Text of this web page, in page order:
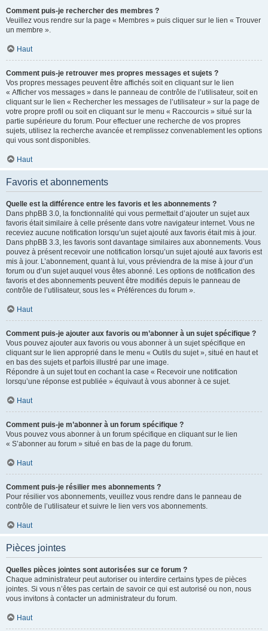
Comment puis-je rechercher des membres ?
Veuillez vous rendre sur la page « Membres » puis cliquer sur le lien « Trouver
un membre ».
Haut
Comment puis-je retrouver mes propres messages et sujets ?
Vos propres messages peuvent être affichés soit en cliquant sur le lien
« Afficher vos messages » dans le panneau de contrôle de l’utilisateur, soit en
cliquant sur le lien « Rechercher les messages de l’utilisateur » sur la page de
votre propre profil ou soit en cliquant sur le menu « Raccourcis » situé sur la
partie supérieure du forum. Pour effectuer une recherche de vos propres
sujets, utilisez la recherche avancée et remplissez convenablement les options
qui vous sont disponibles.
Haut
Favoris et abonnements
Quelle est la différence entre les favoris et les abonnements ?
Dans phpBB 3.0, la fonctionnalité qui vous permettait d’ajouter un sujet aux
favoris était similaire à celle présente dans votre navigateur internet. Vous ne
receviez aucune notification lorsqu’un sujet ajouté aux favoris était mis à jour.
Dans phpBB 3.3, les favoris sont davantage similaires aux abonnements. Vous
pouvez à présent recevoir une notification lorsqu’un sujet ajouté aux favoris est
mis à jour. L’abonnement, quant à lui, vous préviendra de la mise à jour d’un
forum ou d’un sujet auquel vous êtes abonné. Les options de notification des
favoris et des abonnements peuvent être modifiés depuis le panneau de
contrôle de l’utilisateur, sous les « Préférences du forum ».
Haut
Comment puis-je ajouter aux favoris ou m’abonner à un sujet spécifique ?
Vous pouvez ajouter aux favoris ou vous abonner à un sujet spécifique en
cliquant sur le lien approprié dans le menu « Outils du sujet », situé en haut et
en bas des sujets et parfois illustré par une image.
Répondre à un sujet tout en cochant la case « Recevoir une notification
lorsqu’une réponse est publiée » équivaut à vous abonner à ce sujet.
Haut
Comment puis-je m’abonner à un forum spécifique ?
Vous pouvez vous abonner à un forum spécifique en cliquant sur le lien
« S’abonner au forum » situé en bas de la page du forum.
Haut
Comment puis-je résilier mes abonnements ?
Pour résilier vos abonnements, veuillez vous rendre dans le panneau de
contrôle de l’utilisateur et suivre le lien vers vos abonnements.
Haut
Pièces jointes
Quelles pièces jointes sont autorisées sur ce forum ?
Chaque administrateur peut autoriser ou interdire certains types de pièces
jointes. Si vous n’êtes pas certain de savoir ce qui est autorisé ou non, nous
vous invitons à contacter un administrateur du forum.
Haut